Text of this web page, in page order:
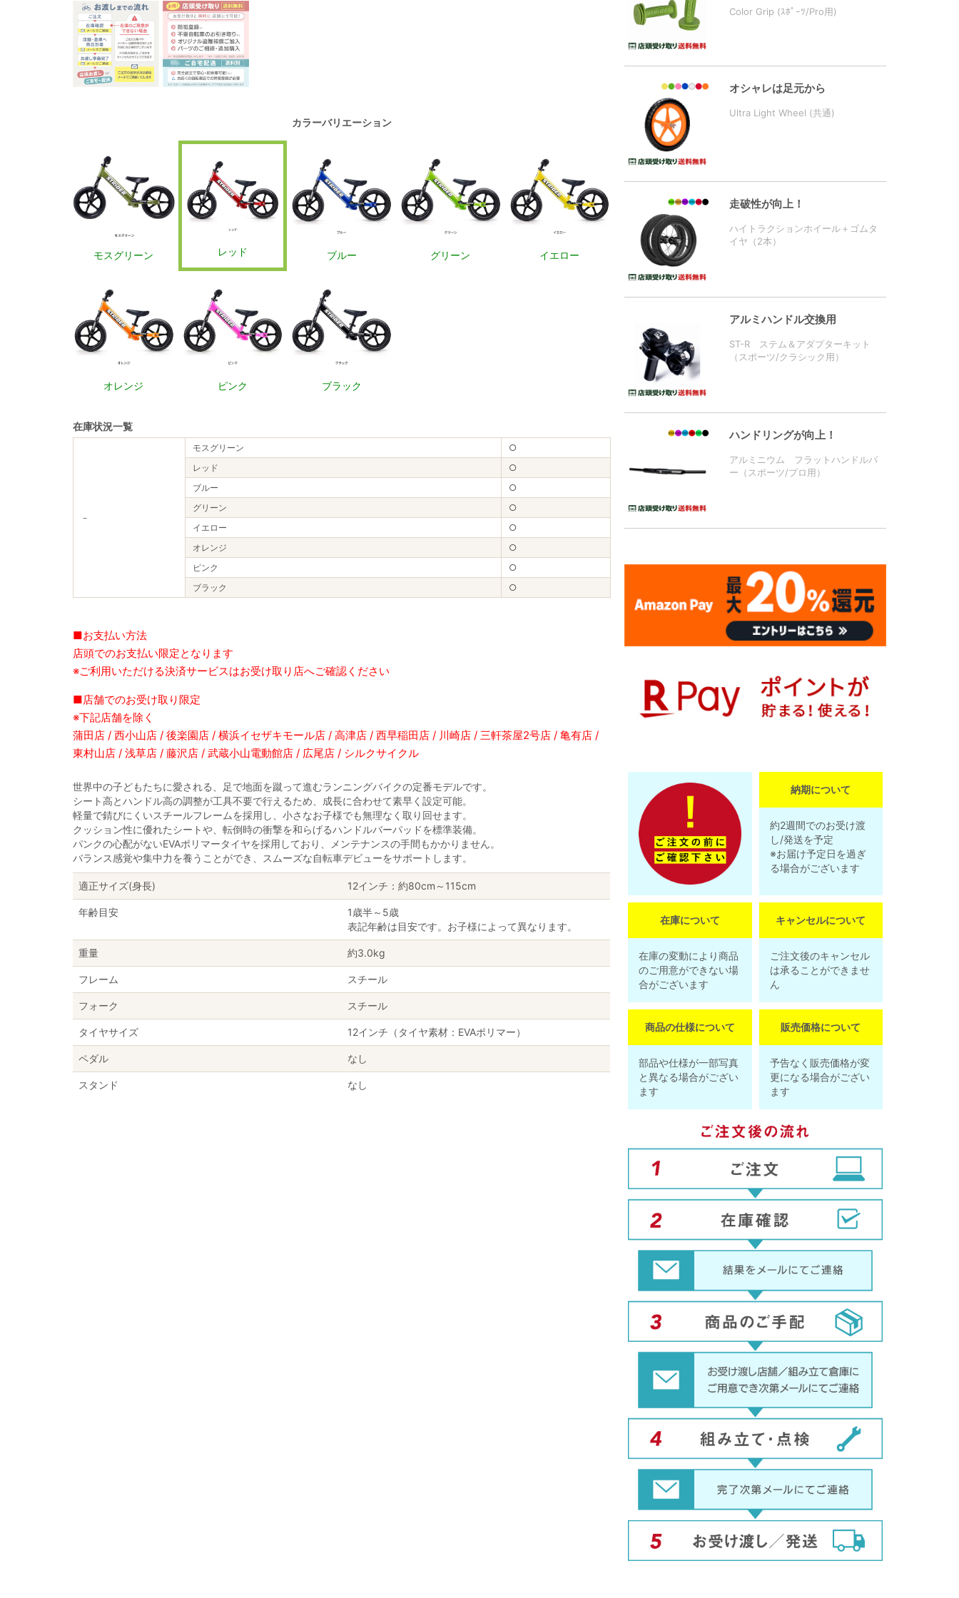
カラーバリエーション
モスグリーン レッド ブルー グリーン イエロー
オレンジ ピンク ブラック
在庫状況一覧
－
モスグリーン
○
レッド
○
ブルー
○
グリーン
○
イエロー
○
オレンジ
○
ピンク
○
ブラック
○
■お支払い方法
店頭でのお支払い限定となります
※ご利用いただける決済サービスはお受け取り店へご確認ください
■店舗でのお受け取り限定
※下記店舗を除く
蒲田店 / 西小山店 / 後楽園店 / 横浜イセザキモール店 / 高津店 / 西早稲田店 / 川崎店 / 三軒茶屋2号店 / 亀有店 /
東村山店 / 浅草店 / 藤沢店 / 武蔵小山電動館店 / 広尾店 / シルクサイクル
世界中の子どもたちに愛される、足で地面を蹴って進むランニングバイクの定番モデルです。
シート高とハンドル高の調整が工具不要で行えるため、成長に合わせて素早く設定可能。
軽量で錆びにくいスチールフレームを採用し、小さなお子様でも無理なく取り回せます。
クッション性に優れたシートや、転倒時の衝撃を和らげるハンドルバーパッドを標準装備。
パンクの心配がないEVAポリマータイヤを採用しており、メンテナンスの手間もかかりません。
バランス感覚や集中力を養うことができ、スムーズな自転車デビューをサポートします。
適正サイズ(身長) 12インチ：約80cm～115cm
年齢目安
1歳半～5歳
表記年齢は目安です。お子様によって異なります。
重量 約3.0kg
フレーム スチール
フォーク スチール
タイヤサイズ 12インチ（タイヤ素材：EVAポリマー）
ペダル なし
スタンド なし
Color Grip (ｽﾎﾟｰﾂ/Pro用)
オシャレは足元から
Ultra Light Wheel (共通)
走破性が向上！
ハイトラクションホイール＋ゴムタ
イヤ（2本）
アルミハンドル交換用
ST-R ステム＆アダプターキット
（スポーツ/クラシック用）
ハンドリングが向上！
アルミニウム フラットハンドルバ
ー（スポーツ/プロ用）
納期について
約2週間でのお受け渡
し/発送を予定
※お届け予定日を過ぎ
る場合がございます
在庫について
在庫の変動により商品
のご用意ができない場
合がございます
キャンセルについて
ご注文後のキャンセル
は承ることができませ
ん
商品の仕様について
部品や仕様が一部写真
と異なる場合がござい
ます
販売価格について
予告なく販売価格が変
更になる場合がござい
ます